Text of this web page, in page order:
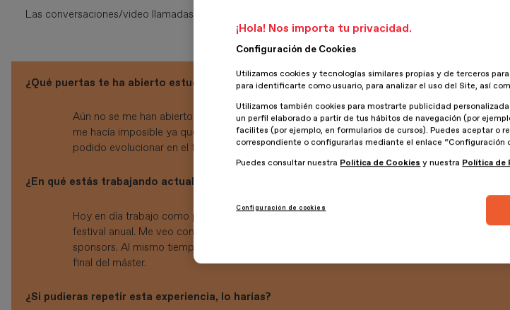
Las conversaciones/video llamadas con gente de todas partes del mundo en horarios alocados.
¿Qué puertas te ha abierto estudiar en ESDESIGN?
Aún no se me han abierto puertas para nuevos trabajos, pero si he podido postularme para
me hacía imposible ya que no cumplía con los requisitos o no me consideraba capacitado.
podido evolucionar en el trabajo actual brindando nuevas herramientas y conocimientos.
¿En qué estás trabajando actualmente? ¿En qué proyectos estás involucrado?
Hoy en día trabajo como productor comercial y director de innovaciones en una productora,
festival anual. Me veo constantemente involucrado en el diseño de activaciones y desarrollo
sponsors. Al mismo tiempo, como les contaba anteriormente, estoy lanzando el producto
final del máster.
¿Si pudieras repetir esta experiencia, lo harías?
¡Hola! Nos importa tu privacidad.
Configuración de Cookies
Utilizamos cookies y tecnologías similares propias y de terceros
para identificarte como usuario, para analizar el uso del Site, así
Utilizamos también cookies para mostrarte publicidad
un perfil elaborado a partir de tus hábitos de navegación (por
facilites (por ejemplo, en formularios de cursos). Puedes aceptar o
correspondiente o configurarlas mediante el enlace “Configuración
Puedes consultar nuestra Política de Cookies y nuestra Política de
Configuración de cookies